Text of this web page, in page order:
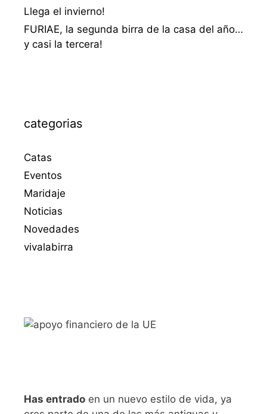
Llega el invierno!
FURIAE, la segunda birra de la casa del año…
y casi la tercera!
categorias
Catas
Eventos
Maridaje
Noticias
Novedades
vivalabirra
Has entrado en un nuevo estilo de vida, ya